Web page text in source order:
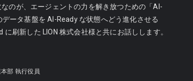
のが、エージェントの力を解き放つための「AI-
ータ基盤を AI-Ready な状態へどう進化させる
刷新した LION 株式会社様と共にお話しします。
部 執行役員